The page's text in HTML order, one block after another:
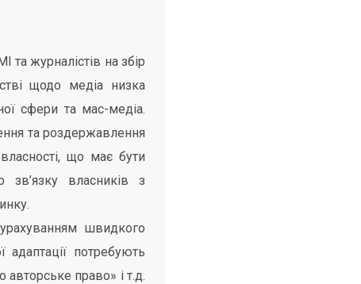
та журналістів на збір
щодо медіа низка
сфери та мас-медіа.
та роздержавлення
що має бути
власників з
швидкого
адаптації потребують
право» і т.д.